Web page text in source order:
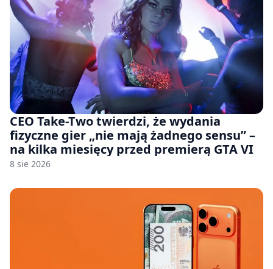
CEO Take-Two twierdzi, że wydania
fizyczne gier „nie mają żadnego sensu” –
na kilka miesięcy przed premierą GTA VI
8 sie 2026